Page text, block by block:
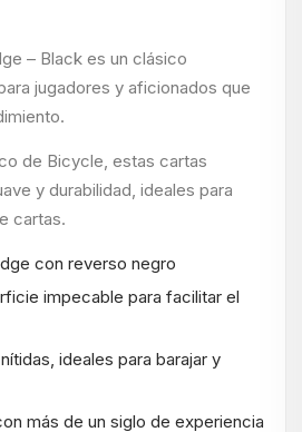
– Black es un clásico
jugadores y aficionados que
de Bicycle, estas cartas
y durabilidad, ideales para
cartas.
con reverso negro
impecable para facilitar el
ideales para barajar y
más de un siglo de experiencia